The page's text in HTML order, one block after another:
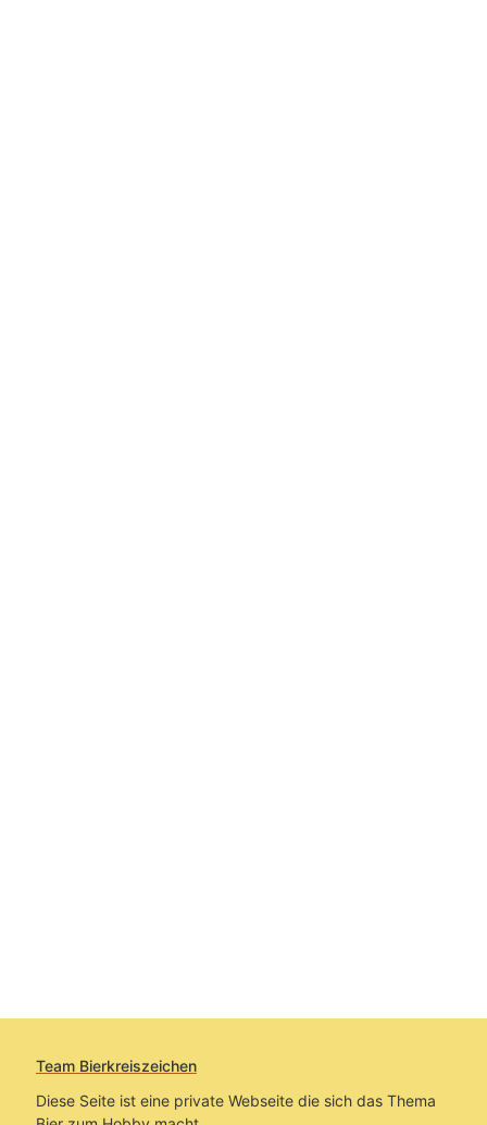
Team Bierkreiszeichen
Diese Seite ist eine private Webseite die sich das Thema